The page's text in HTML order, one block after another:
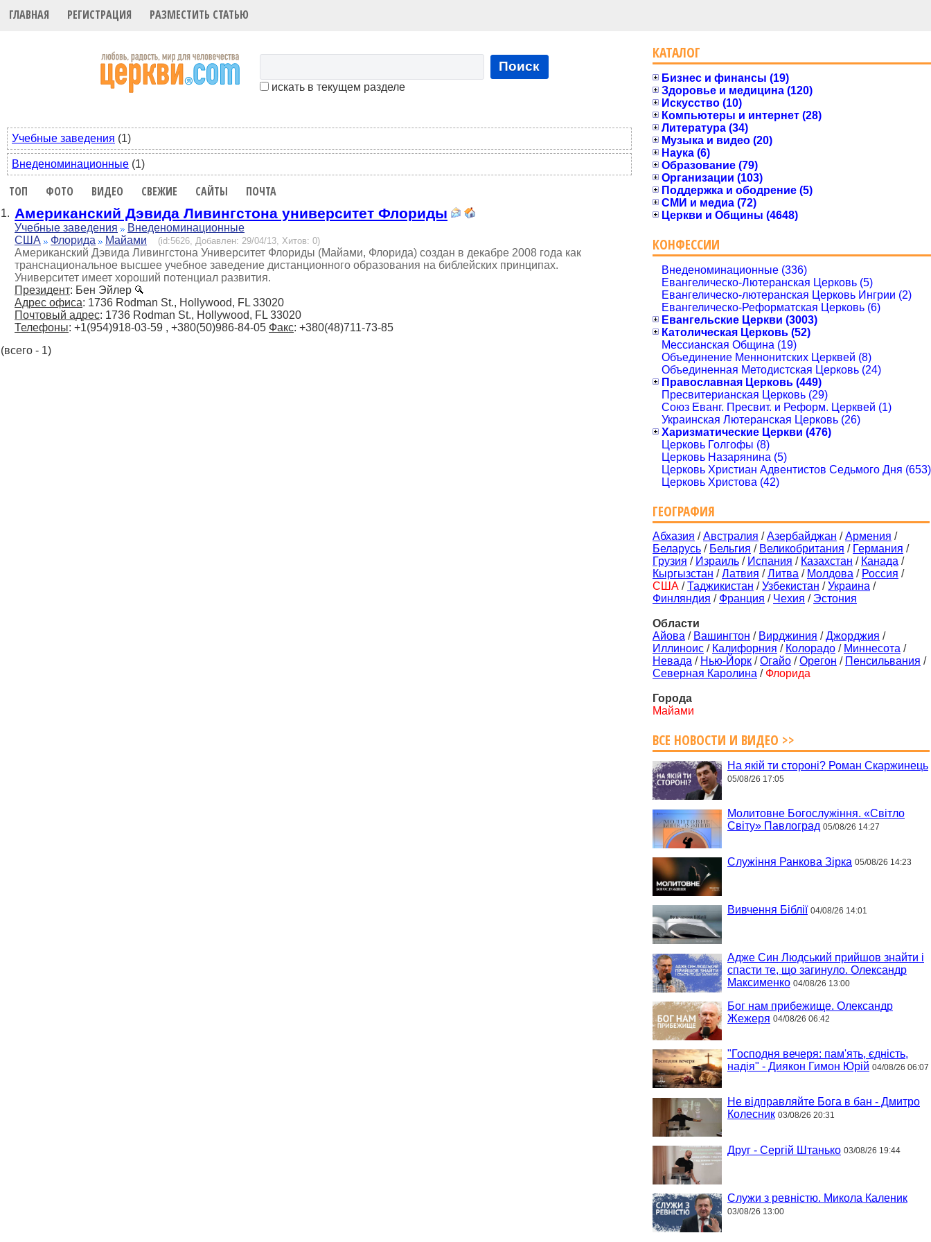
ГЛАВНАЯ РЕГИСТРАЦИЯ РАЗМЕСТИТЬ СТАТЬЮ
Поиск
искать в текущем разделе
Учебные заведения (1)
Внеденоминационные (1)
ТОП ФОТО ВИДЕО СВЕЖИЕ САЙТЫ ПОЧТА
1. Американский Дэвида Ливингстона университет Флориды
Учебные заведения
Внеденоминационные
США
Флорида Майами (id:5626, Добавлен: 29/04/13, Хитов: 0)
Американский Дэвида Ливингстона Университет Флориды (Майами, Флорида) создан в декабре 2008 года как
транснациональное высшее учебное заведение дистанционного образования на библейских принципах.
Университет имеет хороший потенциал развития.
Президент: Бен Эйлер
Адрес офиса: 1736 Rodman St., Hollywood, FL 33020
Почтовый адрес: 1736 Rodman St., Hollywood, FL 33020
Телефоны: +1(954)918-03-59 , +380(50)986-84-05 Факс: +380(48)711-73-85
(всего - 1)
КАТАЛОГ
Бизнес и финансы (19)
Здоровье и медицина (120)
Искусство (10)
Компьютеры и интернет (28)
Литература (34)
Музыка и видео (20)
Наука (6)
Образование (79)
Организации (103)
Поддержка и ободрение (5)
СМИ и медиа (72)
Церкви и Общины (4648)
КОНФЕССИИ
Внеденоминационные (336)
Евангелическо-Лютеранская Церковь (5)
Евангелическо-лютеранская Церковь Ингрии (2)
Евангелическо-Реформатская Церковь (6)
Евангельские Церкви (3003)
Католическая Церковь (52)
Мессианская Община (19)
Объединение Меннонитских Церквей (8)
Объединенная Методистская Церковь (24)
Православная Церковь (449)
Пресвитерианская Церковь (29)
Союз Еванг. Пресвит. и Реформ. Церквей (1)
Украинская Лютеранская Церковь (26)
Харизматические Церкви (476)
Церковь Голгофы (8)
Церковь Назарянина (5)
Церковь Христиан Адвентистов Седьмого Дня (653)
Церковь Христова (42)
ГЕОГРАФИЯ
Абхазия /Австралия /Азербайджан /Армения /
Беларусь / Бельгия / Великобритания / Германия /
Грузия / Израиль / Испания / Казахстан / Канада /
Кыргызстан /Латвия /Литва / Молдова / Россия /
США /Таджикистан /Узбекистан /Украина /
Финляндия / Франция / Чехия / Эстония
Области
Айова / Вашингтон / Вирджиния /Джорджия /
Иллиноис / Калифорния / Колорадо / Миннесота /
Невада / Нью-Йорк /Огайо /Орегон / Пенсильвания /
Северная Каролина / Флорида
Города
Майами
ВСЕ НОВОСТИ И ВИДЕО >>
На якій ти стороні? Роман Скаржинець
05/08/26 17:05
Молитовне Богослужіння. «Світло
Світу» Павлоград 05/08/26 14:27
Служіння Ранкова Зірка 05/08/26 14:23
Вивчення Біблії 04/08/26 14:01
Адже Син Людський прийшов знайти і
спасти те, що загинуло. Олександр
Максименко 04/08/26 13:00
Бог нам прибежище. Олександр
Жежеря 04/08/26 06:42
"Господня вечеря: пам'ять, єдність,
надія" - Диякон Гимон Юрій 04/08/26 06:07
Не відправляйте Бога в бан - Дмитро
Колесник 03/08/26 20:31
Друг - Сергій Штанько 03/08/26 19:44
Служи з ревністю. Микола Каленик
03/08/26 13:00